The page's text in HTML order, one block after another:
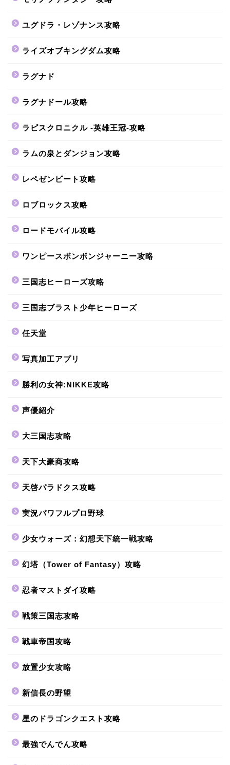
ユグドラ・レゾナンス攻略
ライズオブキングダム攻略
ラグナド
ラグナドール攻略
ラピスクロニクル -英雄王冠-攻略
ラムの泉とダンジョン攻略
レペゼンビート攻略
ロブロックス攻略
ロードモバイル攻略
ワンピースボンボンジャーニー攻略
三国志ヒーローズ攻略
三国志ブラスト少年ヒーローズ
任天堂
写真加工アプリ
勝利の女神:NIKKE攻略
声優紹介
大三国志攻略
天下大豪商攻略
天啓パラドクス攻略
実況パワフルプロ野球
少女ウォーズ：幻想天下統一戦攻略
幻塔（Tower of Fantasy）攻略
忍者マストダイ攻略
戦策三国志攻略
戦車帝国攻略
放置少女攻略
新信長の野望
星のドラゴンクエスト攻略
最強でんでん攻略